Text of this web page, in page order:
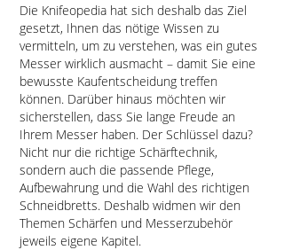
Die Knifeopedia hat sich deshalb das Ziel
gesetzt, Ihnen das nötige Wissen zu
vermitteln, um zu verstehen, was ein gutes
Messer wirklich ausmacht – damit Sie eine
bewusste Kaufentscheidung treffen
können. Darüber hinaus möchten wir
sicherstellen, dass Sie lange Freude an
Ihrem Messer haben. Der Schlüssel dazu?
Nicht nur die richtige Schärftechnik,
sondern auch die passende Pflege,
Aufbewahrung und die Wahl des richtigen
Schneidbretts. Deshalb widmen wir den
Themen Schärfen und Messerzubehör
jeweils eigene Kapitel.